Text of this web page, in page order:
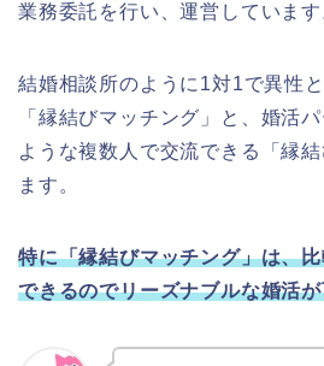
業務委託を行い、運営しています
結婚相談所のように1対1で異性
「縁結びマッチング」と、婚活
ような複数人で交流できる「縁
ます。
特に「縁結びマッチング」は、
できるのでリーズナブルな婚活